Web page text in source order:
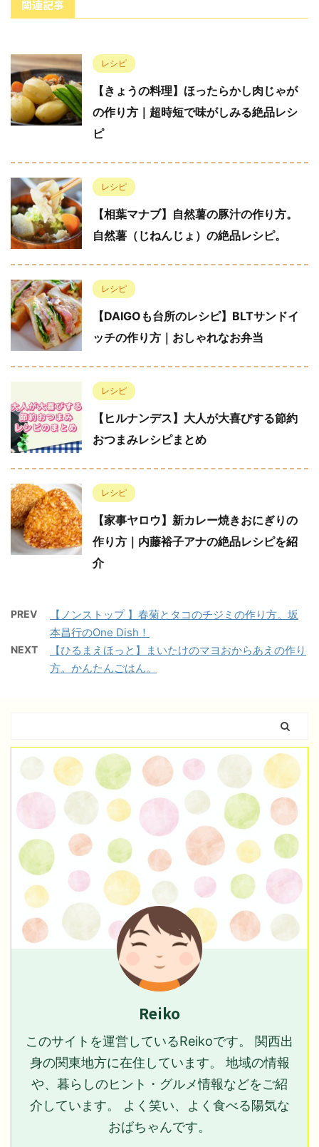
関連記事
レシピ
【きょうの料理】ほったらかし肉じゃが
の作り方｜超時短で味がしみる絶品レシ
ピ
レシピ
【相葉マナブ】自然薯の豚汁の作り方。
自然薯（じねんじょ）の絶品レシピ。
レシピ
【DAIGOも台所のレシピ】BLTサンドイ
ッチの作り方｜おしゃれなお弁当
レシピ
【ヒルナンデス】大人が大喜びする節約
おつまみレシピまとめ
レシピ
【家事ヤロウ】新カレー焼きおにぎりの
作り方｜内藤裕子アナの絶品レシピを紹
介
PREV
【ノンストップ 】春菊とタコのチジミの作り方。坂
本昌行のOne Dish！
NEXT
【ひるまえほっと】まいたけのマヨおからあえの作り
方。かんたんごはん。
Reiko
このサイトを運営しているReikoです。 関西出
身の関東地方に在住しています。 地域の情報
や、暮らしのヒント・グルメ情報などをご紹
介しています。 よく笑い、よく食べる陽気な
おばちゃんです。